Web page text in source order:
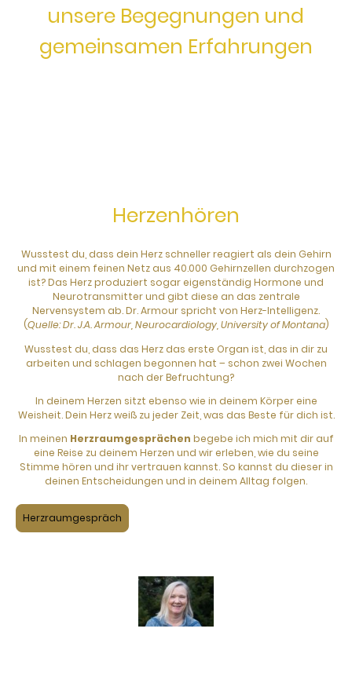
unsere Begegnungen und
gemeinsamen Erfahrungen
Herzenhören
Wusstest du, dass dein Herz schneller reagiert als dein Gehirn
und mit einem feinen Netz aus 40.000 Gehirnzellen durchzogen
ist? Das Herz produziert sogar eigenständig Hormone und
Neurotransmitter und gibt diese an das zentrale
Nervensystem ab. Dr. Armour spricht von Herz-Intelligenz.
(Quelle: Dr. J.A. Armour, Neurocardiology, University of Montana)
Wusstest du, dass das Herz das erste Organ ist, das in dir zu
arbeiten und schlagen begonnen hat – schon zwei Wochen
nach der Befruchtung?
In deinem Herzen sitzt ebenso wie in deinem Körper eine
Weisheit. Dein Herz weiß zu jeder Zeit, was das Beste für dich ist.
In meinen Herzraumgesprächen begebe ich mich mit dir auf
eine Reise zu deinem Herzen und wir erleben, wie du seine
Stimme hören und ihr vertrauen kannst. So kannst du dieser in
deinen Entscheidungen und in deinem Alltag folgen.
Herzraumgespräch